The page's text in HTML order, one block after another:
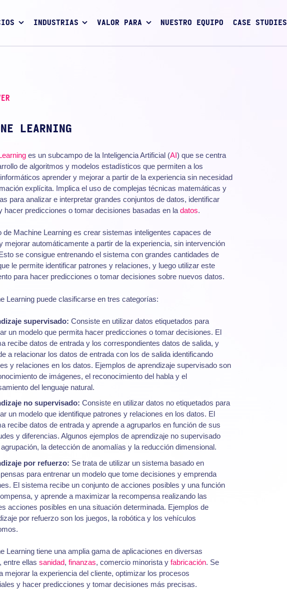
INDUSTRIAS VALOR PARA NUESTRO EQUIPO CASE STUDIES
LEARNING
es un subcampo de la Inteligencia Artificial (AI) que se centra
de algoritmos y modelos estadísticos que permiten a los
aprender y mejorar a partir de la experiencia sin necesidad
explícita. Implica el uso de complejas técnicas matemáticas y
para analizar e interpretar grandes conjuntos de datos, identificar
hacer predicciones o tomar decisiones basadas en la datos.
de Machine Learning es crear sistemas inteligentes capaces de
mejorar automáticamente a partir de la experiencia, sin intervención
se consigue entrenando el sistema con grandes cantidades de
le permite identificar patrones y relaciones, y luego utilizar este
para hacer predicciones o tomar decisiones sobre nuevos datos.
Learning puede clasificarse en tres categorías:
supervisado: Consiste en utilizar datos etiquetados para
un modelo que permita hacer predicciones o tomar decisiones. El
recibe datos de entrada y los correspondientes datos de salida, y
a relacionar los datos de entrada con los de salida identificando
y relaciones en los datos. Ejemplos de aprendizaje supervisado son
de imágenes, el reconocimiento del habla y el
del lenguaje natural.
no supervisado: Consiste en utilizar datos no etiquetados para
un modelo que identifique patrones y relaciones en los datos. El
recibe datos de entrada y aprende a agruparlos en función de sus
y diferencias. Algunos ejemplos de aprendizaje no supervisado
la detección de anomalías y la reducción dimensional.
por refuerzo: Se trata de utilizar un sistema basado en
para entrenar un modelo que tome decisiones y emprenda
El sistema recibe un conjunto de acciones posibles y una función
y aprende a maximizar la recompensa realizando las
acciones posibles en una situación determinada. Ejemplos de
por refuerzo son los juegos, la robótica y los vehículos
Learning tiene una amplia gama de aplicaciones en diversas
entre ellas sanidad, finanzas, comercio minorista y fabricación. Se
mejorar la experiencia del cliente, optimizar los procesos
y hacer predicciones y tomar decisiones más precisas.